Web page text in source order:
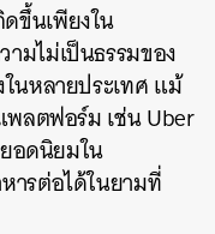
ขึ้นเพียงใน
มไม่เป็นธรรมของ
หลายประเทศแม้
พลตฟอร์มเช่นUber
อดนิยมใน
ารต่อได้ในยามที่